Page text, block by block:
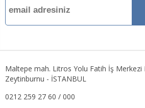
Maltepe mah. Litros Yolu Fatih İş Merkezi
Zeytinburnu - İSTANBUL
0212 259 27 60 / 000